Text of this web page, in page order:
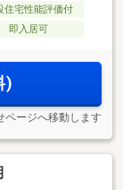
住宅性能評価付
即入居可
)
ページへ移動します